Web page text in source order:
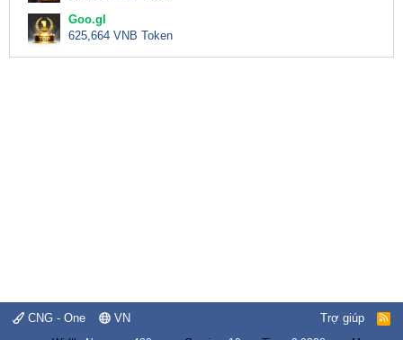
Goo.gl
625,664 VNB Token
CNG - One VN Trợ giúp
R